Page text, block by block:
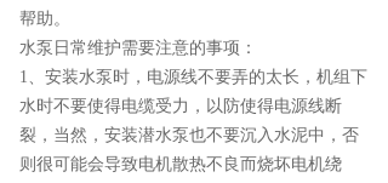
帮助。
水泵日常维护需要注意的事项：
1、安装水泵时，电源线不要弄的太长，机组下
水时不要使得电缆受力，以防使得电源线断
裂，当然，安装潜水泵也不要沉入水泥中，否
则很可能会导致电机散热不良而烧坏电机绕